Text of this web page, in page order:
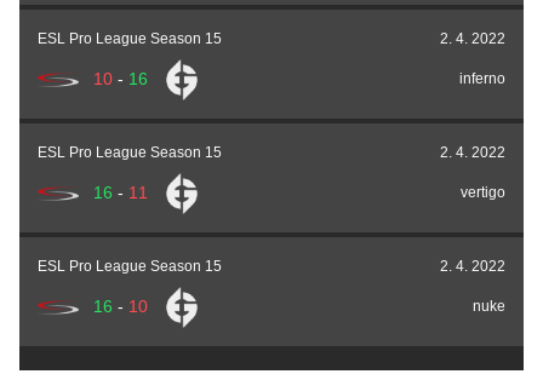
ESL Pro League Season 15 2. 4. 2022
10- 16 inferno
ESL Pro League Season 15 2. 4. 2022
16 - 11 vertigo
ESL Pro League Season 15 2. 4. 2022
16 - 10 nuke